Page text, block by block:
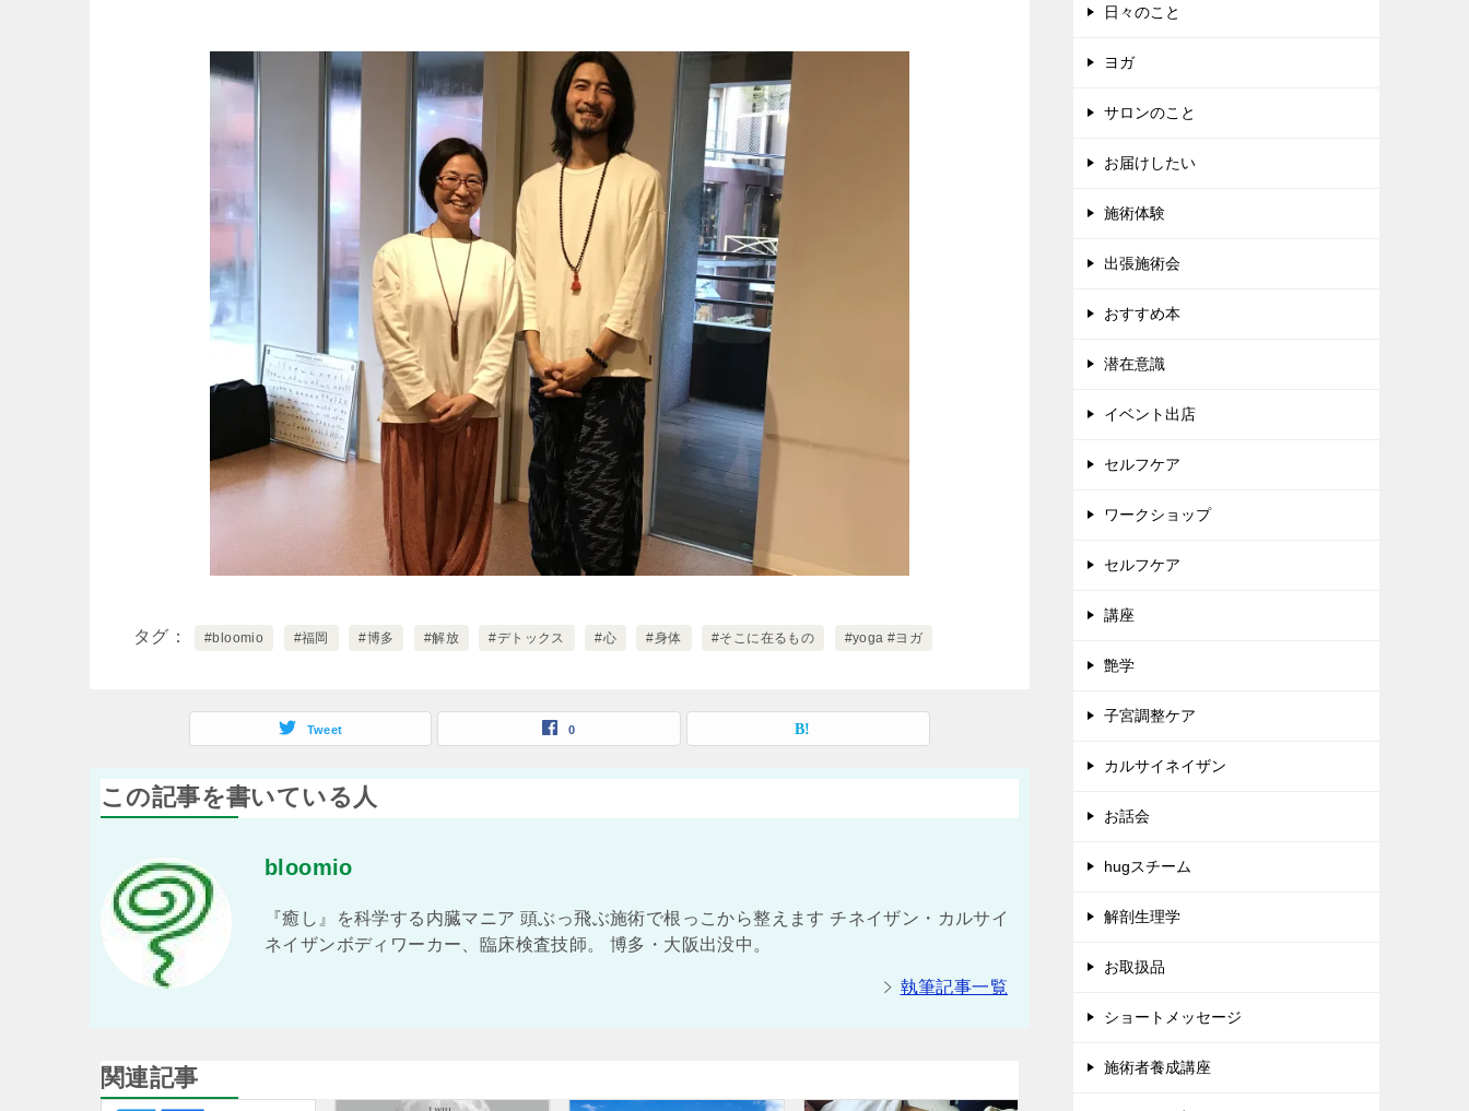
タグ #bloomio #福岡 #博多 #解放 #デトックス #心 #身体 #そこに在るもの #yoga #ヨガ
Tweet 0
この記事を書いている人
bloomio
『癒し』を科学する内臓マニア 頭ぶっ飛ぶ施術で根っこから整えます チネイザン・カルサイ
ネイザンボディワーカー、臨床検査技師。 博多・大阪出没中。
執筆記事一覧
関連記事
日々のこと
ヨガ
サロンのこと
お届けしたい
施術体験
出張施術会
おすすめ本
潜在意識
イベント出店
セルフケア
ワークショップ
セルフケア
講座
艶学
子宮調整ケア
カルサイネイザン
お話会
hugスチーム
解剖生理学
お取扱品
ショートメッセージ
施術者養成講座